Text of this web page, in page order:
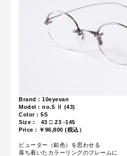
Brand : 10eyevan
Model : no.5 Ⅱ (43)
Color : 5S
Size : 43 □ 23 -145
Price : ￥96,800 (税込）
ピューター（鉛色）を思わせる
落ち着いたカラーリングのフレームに